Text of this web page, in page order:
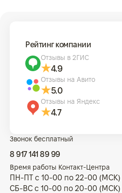
Рейтинг компании
Отзывы в 2ГИС
4.9
Отзывы на Авито
5.0
Отзывы на Яндекс
4.7
Звонок бесплатный
8 917 141 89 99
Время работы Контакт-Центра
ПН-ПТ с 10-00 по 22-00 (МСК)
СБ-ВС с 10-00 по 20-00 (МСК)